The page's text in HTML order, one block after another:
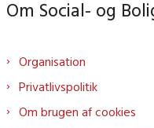
Om Social- og
Organisation
Privatlivspolitik
Om brugen af cookies